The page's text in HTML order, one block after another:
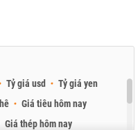
Tỷ giá usd
Tỷ giá yen
Giá tiêu hôm nay
Giá thép hôm nay